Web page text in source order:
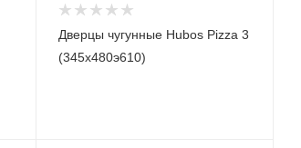
Дверцы чугунные Hubos Pizza 3
(345х480э610)